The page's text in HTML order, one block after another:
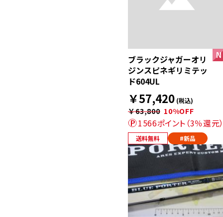
ブラックジャガーオリ
ジンスピネギリミテッ
ド604UL
￥57,420 (税込)
￥63,800 10%OFF
1566ポイント（3％還元
送料無料 #新品